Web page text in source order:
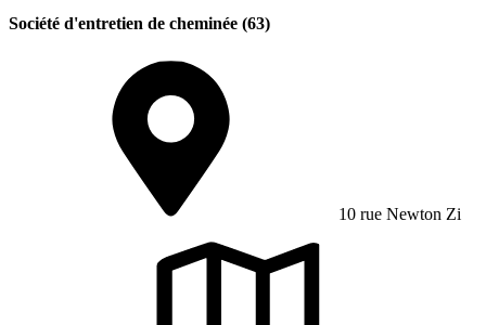
Société d'entretien de cheminée (63)
10 rue Newton Zi